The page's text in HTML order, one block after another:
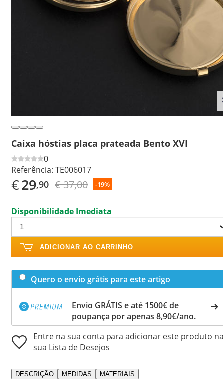
Caixa hóstias placa prateada Bento XVI
0
Referência: TE006017
€29,90 € 37,00 -19%
Disponibilidade Imediata
ADICIONAR AO CARRINHO
Quero o envio grátis para este artigo
Envio GRÁTIS e até 1500€ de
poupança por apenas 8,90€/ano.
Entre na sua conta para adicionar este produto na
sua Lista de Desejos
DESCRIÇÃO MEDIDAS MATERIAIS